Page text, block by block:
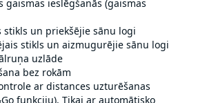
gaismas ieslēgšanās (gaismas
stikls un priekšējie sānu logi
stikls un aizmugurējie sānu logi
uzlāde
bez rokām
ar distances uzturēšanas
funkciju). Tikai ar automātisko